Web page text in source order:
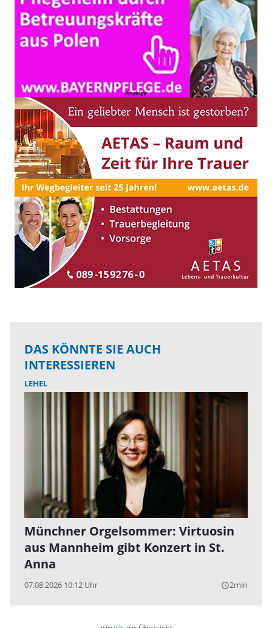
DAS KÖNNTE SIE AUCH
INTERESSIEREN
LEHEL
Münchner Orgelsommer: Virtuosin
aus Mannheim gibt Konzert in St.
Anna
07.08.2026 10:12 Uhr query_builder2min